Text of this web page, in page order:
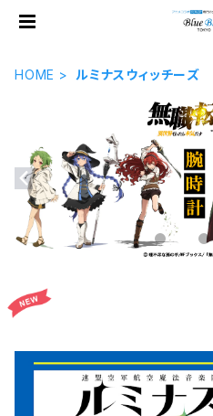
HOME ルミナスウィッチーズ